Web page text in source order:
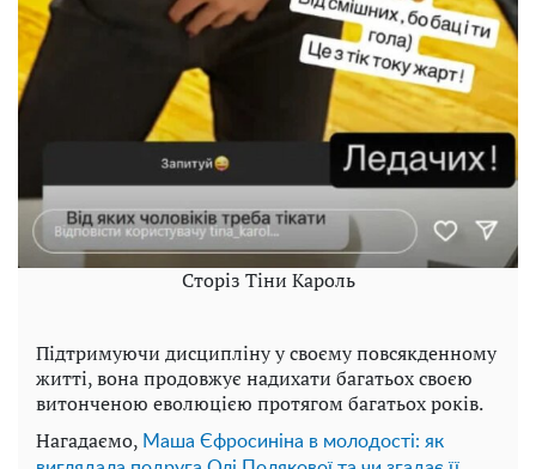
Сторіз Тіни Кароль
Підтримуючи дисципліну у своєму повсякденному
житті, вона продовжує надихати багатьох своєю
витонченою еволюцією протягом багатьох років.
Нагадаємо, Маша Єфросиніна в молодості: як